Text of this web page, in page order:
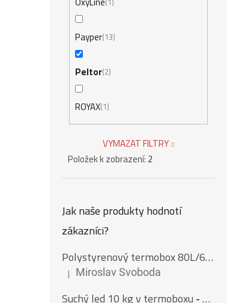
Payper 13
Peltor 2
ROYAX 1
VYMAZAT FILTRY
Položek k zobrazení:2
Jak naše produkty hodnotí
zákazníci?
Polystyrenový termobox 80L/62Kg
Hodnocení produktu je 5 z 5 hvězdiček.
| Miroslav Svoboda
Suchý led 10 kg v termoboxu- Nugety 16 mm